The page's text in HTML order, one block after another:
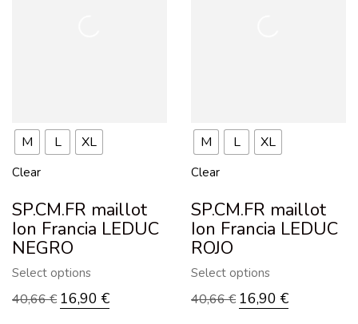
M L XL
Clear
SP.CM.FR maillot
Ion Francia LEDUC
NEGRO
Select options
40,66€ 16,90 €
M L XL
Clear
SP.CM.FR maillot
Ion Francia LEDUC
ROJO
Select options
40,66€ 16,90 €